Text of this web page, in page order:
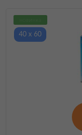
40 х 60